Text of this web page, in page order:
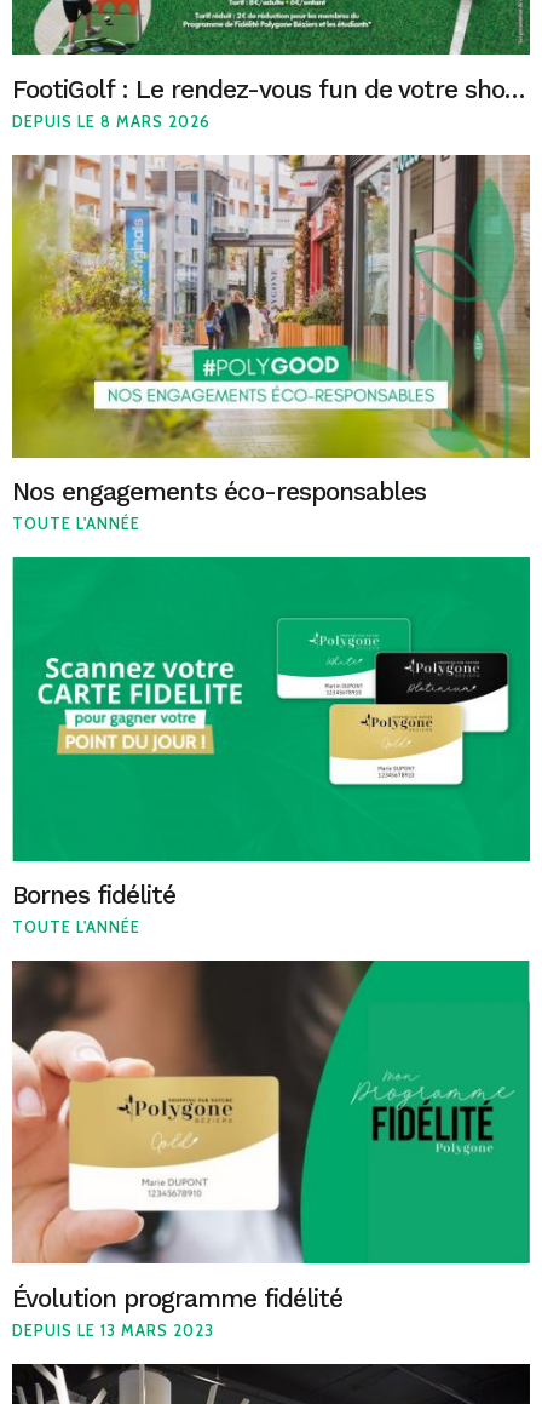
FootiGolf : Le rendez-vous fun de votre shopping
DEPUIS LE 8 MARS 2026
Nos engagements éco-responsables
TOUTE L'ANNÉE
Bornes fidélité
TOUTE L'ANNÉE
Évolution programme fidélité
DEPUIS LE 13 MARS 2023